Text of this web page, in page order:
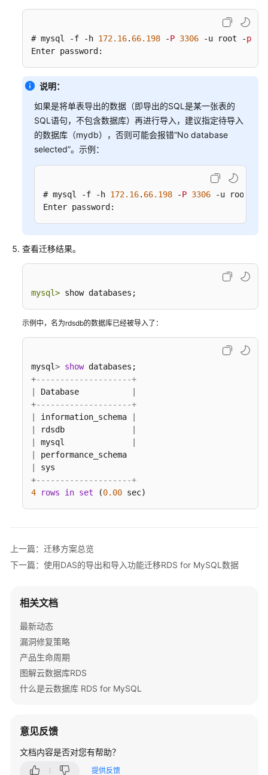
安
与
加
参
数
日
志
监
控
指
标
CTS
事
件
管
理
任
务
中
心
MySQL
签
理
RDS
for
配
额
调
通
GeminiDB
Redis
# mysql -f -h 172.16. 66.198 -P 3306 -u root -p
Enter password:
说明：
如果是将单表导出的数据（即导出的SQL是某一张表的
SQL语句，不包含数据库）再进行导入，建议指定待导入
的数据库（mydb），否则可能会报错“No database
selected”。示例：
# mysql -f -h 172.16. 66.198 -P 3306 -u root -
Enter password:
查看迁移结果。
mysql> show databases;
示例中，名为rdsdb的数据库已经被导入了：
mysql> show
+--------------------+
Database
+--------------------+
information_schema
rdsdb
mysql
+--------------------+
4
rows in set (0.00 sec)
上一篇：迁移方案总览
下一篇：使用DAS的导出和导入功能迁移RDS for MySQL数据
相关文档
最新动态
漏洞修复策略
产品生命周期
图解云数据库RDS
什么是云数据库 RDS for MySQL
意见反馈
文档内容是否对您有帮助？
提供反馈